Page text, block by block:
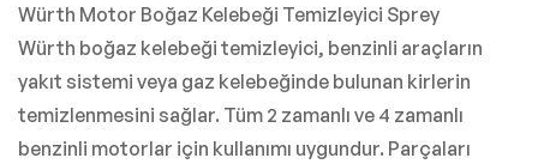
Würth Motor Boğaz Kelebeği Temizleyici Sprey
Würth boğaz kelebeği temizleyici, benzinli araçların
yakıt sistemi veya gaz kelebeğinde bulunan kirlerin
temizlenmesini sağlar. Tüm 2 zamanlı ve 4 zamanlı
benzinli motorlar için kullanımı uygundur. Parçaları